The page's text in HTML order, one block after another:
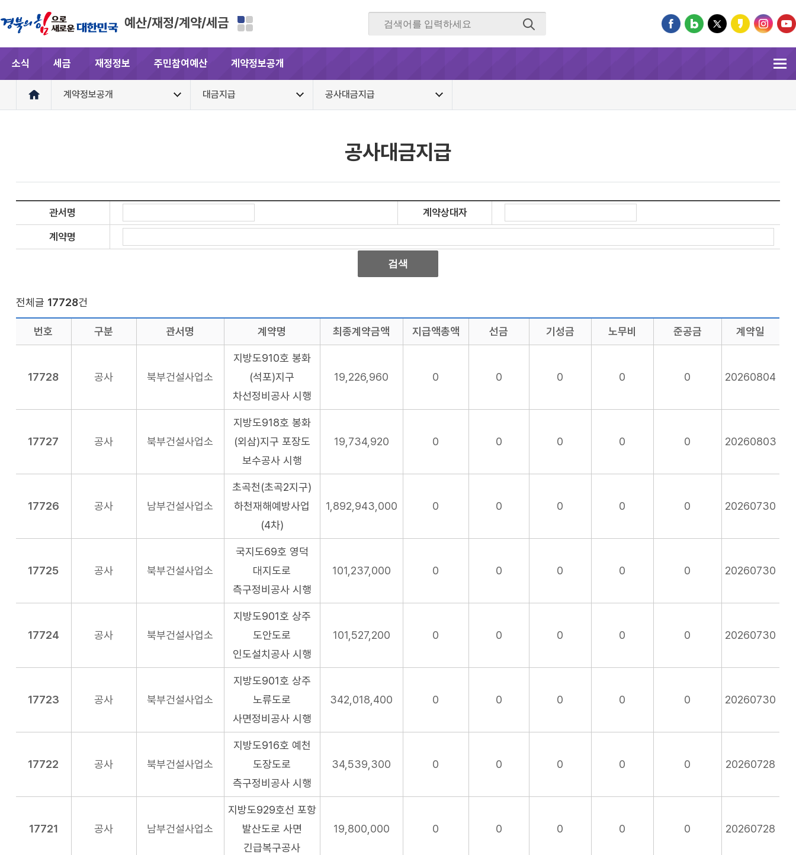
예산/재정/계약/세금
소식 세금 재정정보 주민참여예산 계약정보공개
계약정보공개 대금지급 공사대금지급
공사대금지급
관서명 계약상대자
계약명
전체글 17728건
번호 구분 관서명 계약명 최종계약금액 지급액총액 선금 기성금 노무비 준공금 계약일
17728 공사 북부건설사업소
지방도910호 봉화
(석포)지구
차선정비공사 시행
19,226,960 0 0 0 0 0 20260804
17727 공사 북부건설사업소
지방도918호 봉화
(외삼)지구 포장도
보수공사 시행
19,734,920 0 0 0 0 0 20260803
17726 공사 남부건설사업소
초곡천(초곡2지구)
하천재해예방사업
(4차)
1,892,943,000 0 0 0 0 0 20260730
17725 공사 북부건설사업소
국지도69호 영덕
대지도로
측구정비공사 시행
101,237,000 0 0 0 0 0 20260730
17724 공사 북부건설사업소
지방도901호 상주
도안도로
인도설치공사 시행
101,527,200 0 0 0 0 0 20260730
17723 공사 북부건설사업소
지방도901호 상주
노류도로
사면정비공사 시행
342,018,400 0 0 0 0 0 20260730
17722 공사 북부건설사업소
지방도916호 예천
도장도로
측구정비공사 시행
34,539,300 0 0 0 0 0 20260728
17721 공사 남부건설사업소
지방도929호선 포항
발산도로 사면
긴급복구공사
19,800,000 0 0 0 0 0 20260728